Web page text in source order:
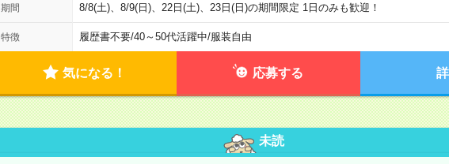
期間 8/8(土)、8/9(日)、22日(土)、23日(日)の期間限定 1日のみも歓迎！
特徴 履歴書不要/40～50代活躍中/服装自由
気になる！ 応募する
未読